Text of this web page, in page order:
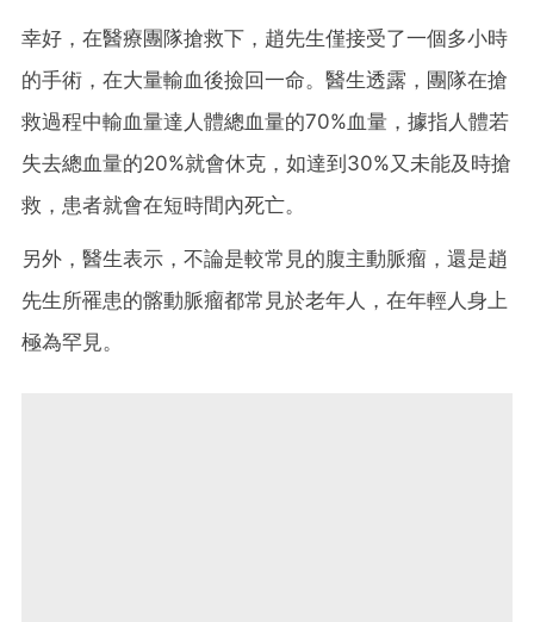
幸好，在醫療團隊搶救下，趙先生僅接受了一個多小時
的手術，在大量輸血後撿回一命。醫生透露，團隊在搶
救過程中輸血量達人體總血量的70%血量，據指人體若
失去總血量的20%就會休克，如達到30%又未能及時搶
救，患者就會在短時間內死亡。
另外，醫生表示，不論是較常見的腹主動脈瘤，還是趙
先生所罹患的髂動脈瘤都常見於老年人，在年輕人身上
極為罕見。